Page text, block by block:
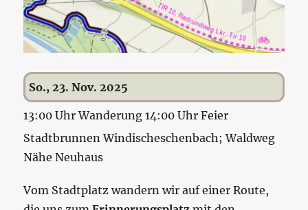
So., 23. Nov. 2025
13:00 Uhr Wanderung 14:00 Uhr Feier
Stadtbrunnen Windischeschenbach; Waldweg
Nähe Neuhaus
Vom Stadtplatz wandern wir auf einer Route,